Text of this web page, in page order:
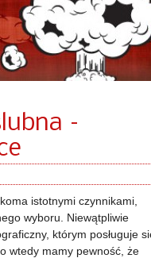
–
istotnymi czynnikami,
wyboru. Niewątpliwie
którym posługuje
wtedy mamy pewność, że